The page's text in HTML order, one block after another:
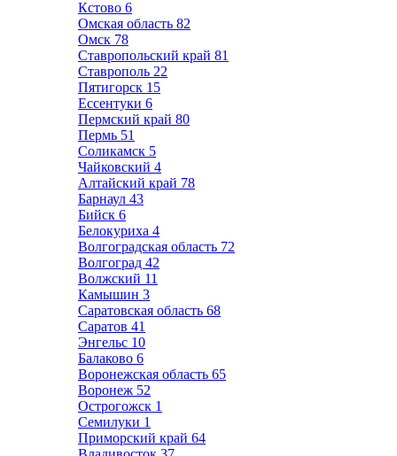
Кстово 6
Омская область 82
Омск 78
Ставропольский край 81
Ставрополь 22
Пятигорск 15
Ессентуки 6
Пермский край 80
Пермь 51
Соликамск 5
Чайковский 4
Алтайский край 78
Барнаул 43
Бийск 6
Белокуриха 4
Волгоградская область 72
Волгоград 42
Волжский 11
Камышин 3
Саратовская область 68
Саратов 41
Энгельс 10
Балаково 6
Воронежская область 65
Воронеж 52
Острогожск 1
Семилуки 1
Приморский край 64